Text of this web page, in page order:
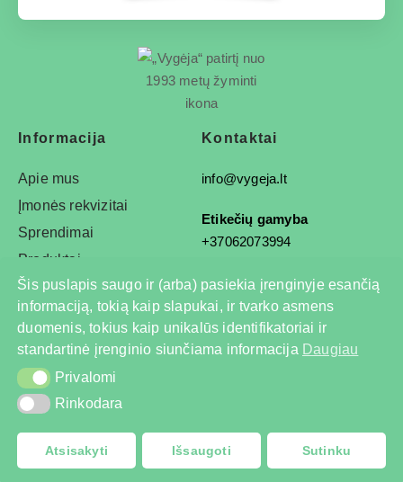
Šis puslapis saugo ir (arba) pasiekia įrenginyje esančią
informaciją, tokią kaip slapukai, ir tvarko asmens
duomenis, tokius kaip unikalūs identifikatoriai ir
standartinė įrenginio siunčiama informacija Daugiau
PrivalomiPrivalomi
RinkodaraRinkodara
Atsisakyti Išsaugoti Sutinku
Informacija
Apie mus
Įmonės rekvizitai
Sprendimai
Produktai
Kontaktai
info@vygeja.lt
Etikečių gamyba
+37062073994
Įranga ir automatizacija
+37068792778
© 2026 Visos teisės saugomos
Privatumo politika